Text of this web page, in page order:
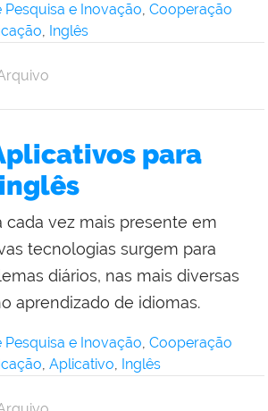
Pesquisa e Inovação, Cooperação
, Inglês
para
cada vez mais presente em
tecnologias surgem para
diários, nas mais diversas
aprendizado de idiomas.
Pesquisa e Inovação, Cooperação
, Aplicativo, Inglês